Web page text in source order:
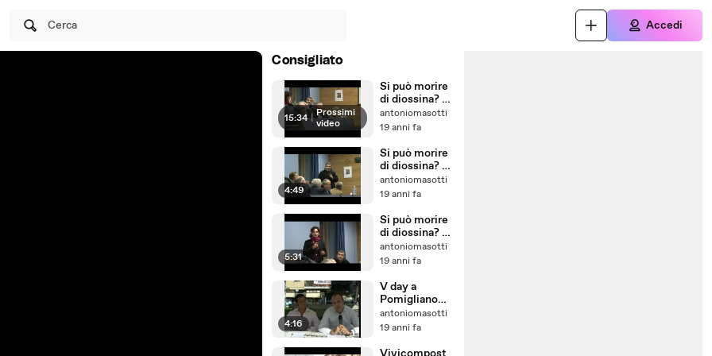
Cerca Accedi
Consigliato
15:34 | Prossimi
video
Si può morire
di diossina? (
video parte IV
)
antoniomasotti
19 anni fa
4:49
Si può morire
di diossina? (
video parte V)
antoniomasotti
19 anni fa
5:31
Si può morire
di diossina? (
video parte III
)
antoniomasotti
19 anni fa
4:16
V day a
Pomigliano
d'Arco
antoniomasotti
19 anni fa